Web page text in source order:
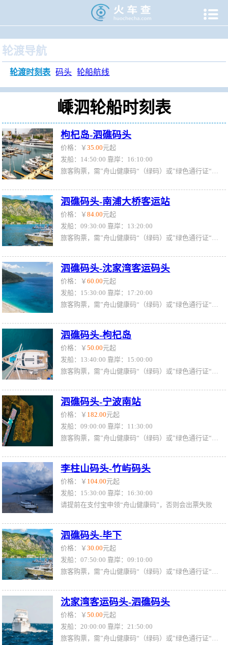

轮渡导航
轮渡时刻表 码头 轮船航线
嵊泗轮船时刻表
枸杞岛-泗礁码头
价格：￥35.00元起
发船：14:50:00 靠岸：16:10:00
旅客购票，需”舟山健康码“（绿码）或”绿色通行证“（绿证）
泗礁码头-南浦大桥客运站
价格：￥84.00元起
发船：09:30:00 靠岸：13:20:00
旅客购票，需”舟山健康码“（绿码）或”绿色通行证“（绿证）
泗礁码头-沈家湾客运码头
价格：￥60.00元起
发船：15:30:00 靠岸：17:20:00
旅客购票，需”舟山健康码“（绿码）或”绿色通行证“（绿证）
泗礁码头-枸杞岛
价格：￥50.00元起
发船：13:40:00 靠岸：15:00:00
旅客购票，需”舟山健康码“（绿码）或”绿色通行证“（绿证）
泗礁码头-宁波南站
价格：￥ 182.00元起
发船：09:00:00 靠岸：11:30:00
旅客购票，需”舟山健康码“（绿码）或”绿色通行证“（绿证）
李柱山码头-竹屿码头
价格：￥ 104.00元起
发船：15:30:00 靠岸：16:30:00
请提前在支付宝申领“舟山健康码”，否则会出票失败
泗礁码头-毕下
价格：￥30.00元起
发船：07:50:00 靠岸：09:10:00
旅客购票，需”舟山健康码“（绿码）或”绿色通行证“（绿证）
沈家湾客运码头-泗礁码头
价格：￥50.00元起
发船：20:00:00 靠岸：21:50:00
旅客购票，需”舟山健康码“（绿码）或”绿色通行证“（绿证）